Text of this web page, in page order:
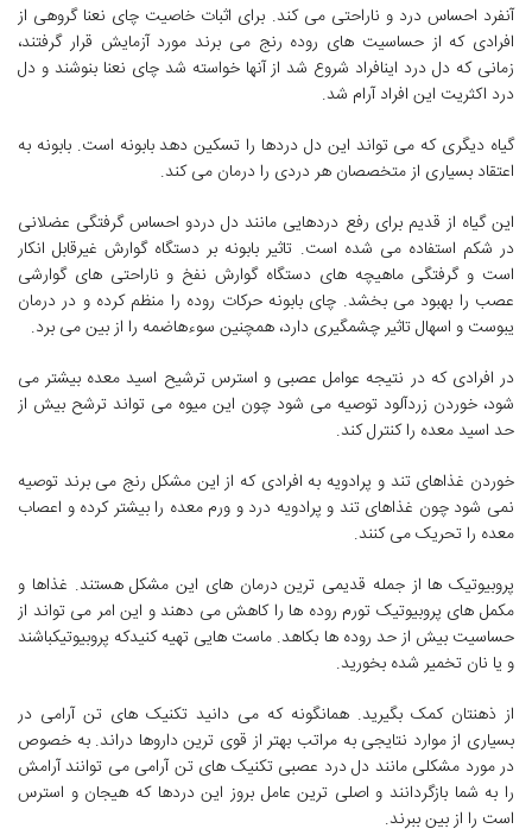
آنفرد احساس درد و ناراحتی می کند. برای اثبات خاصیت چای نعنا گروهی از
افرادی که از حساسیت های روده رنج می برند مورد آزمایش قرار گرفتند،
زمانی که دل درد اینافراد شروع شد از آنها خواسته شد چای نعنا بنوشند و دل
درد اکثریت این افراد آرام شد.
گیاه دیگری که می تواند این دل دردها را تسکین دهد بابونه است. بابونه به
اعتقاد بسیاری از متخصصان هر دردی را درمان می کند.
این گیاه از قدیم برای رفع دردهایی مانند دل دردو احساس گرفتگی عضلانی
در شکم استفاده می شده است. تاثیر بابونه بر دستگاه گوارش غیرقابل انکار
است و گرفتگی ماهیچه های دستگاه گوارش نفخ و ناراحتی های گوارشی
عصب را بهبود می بخشد. چای بابونه حرکات روده را منظم کرده و در درمان
یبوست و اسهال تاثیر چشمگیری دارد، همچنین سوءهاضمه را از بین می برد.
در افرادی که در نتیجه عوامل عصبی و استرس ترشیح اسید معده بیشتر می
شود، خوردن زردآلود توصیه می شود چون این میوه می تواند ترشح بیش از
حد اسید معده را کنترل کند.
خوردن غذاهای تند و پرادویه به افرادی که از این مشکل رنج می برند توصیه
نمی شود چون غذاهای تند و پرادویه درد و ورم معده را بیشتر کرده و اعصاب
معده را تحریک می کنند.
پروبیوتیک ها از جمله قدیمی ترین درمان های این مشکل هستند. غذاها و
مکمل های پروبیوتیک تورم روده ها را کاهش می دهند و این امر می تواند از
حساسیت بیش از حد روده ها بکاهد. ماست هایی تهیه کنیدکه پروبیوتیکباشند
و یا نان تخمیر شده بخورید.
از ذهنتان کمک بگیرید. همانگونه که می دانید تکنیک های تن آرامی در
بسیاری از موارد نتایجی به مراتب بهتر از قوی ترین داروها دراند. به خصوص
در مورد مشکلی مانند دل درد عصبی تکنیک های تن آرامی می توانند آرامش
را به شما بازگردانند و اصلی ترین عامل بروز این دردها که هیجان و استرس
است را از بین ببرند.